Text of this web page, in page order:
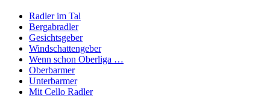
Radler im Tal
Bergabradler
Gesichtsgeber
Windschattengeber
Wenn schon Oberliga …
Oberbarmer
Unterbarmer
Mit Cello Radler